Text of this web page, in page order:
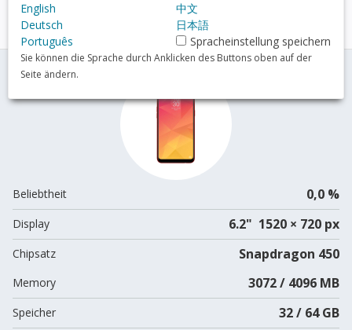
Oppo Realme 2Übersicht
Beliebtheit 0,0 %
Display 6.2" 1520 × 720 px
Chipsatz Snapdragon 450
Memory 3072 / 4096 MB
Speicher 32 / 64 GB
English
中文
Deutsch
日本語
Português
Spracheinstellung speichern
Sie können die Sprache durch Anklicken des Buttons oben auf der
Seite ändern.